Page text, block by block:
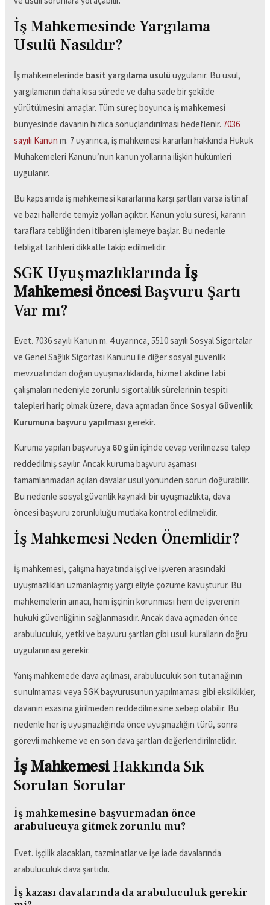
İş Mahkemesinde Yargılama
Usulü Nasıldır?
İş mahkemelerinde basit yargılama usulü uygulanır. Bu usul,
yargılamanın daha kısa sürede ve daha sade bir şekilde
yürütülmesini amaçlar. Tüm süreç boyunca iş mahkemesi
bünyesinde davanın hızlıca sonuçlandırılması hedeflenir. 7036
sayılı Kanun m. 7 uyarınca, iş mahkemesi kararları hakkında Hukuk
Muhakemeleri Kanunu’nun kanun yollarına ilişkin hükümleri
uygulanır.
Bu kapsamda iş mahkemesi kararlarına karşı şartları varsa istinaf
ve bazı hallerde temyiz yolları açıktır. Kanun yolu süresi, kararın
taraflara tebliğinden itibaren işlemeye başlar. Bu nedenle
tebligat tarihleri dikkatle takip edilmelidir.
SGK Uyuşmazlıklarında İş
Mahkemesi öncesiBaşvuru Şartı
Var mı?
Evet. 7036 sayılı Kanun m. 4 uyarınca, 5510 sayılı Sosyal Sigortalar
ve Genel Sağlık Sigortası Kanunu ile diğer sosyal güvenlik
mevzuatından doğan uyuşmazlıklarda, hizmet akdine tabi
çalışmaları nedeniyle zorunlu sigortalılık sürelerinin tespiti
talepleri hariç olmak üzere, dava açmadan önceSosyal Güvenlik
Kurumuna başvuru yapılması gerekir.
Kuruma yapılan başvuruya 60 gün içinde cevap verilmezse talep
reddedilmiş sayılır. Ancak kuruma başvuru aşaması
tamamlanmadan açılan davalar usul yönünden sorun doğurabilir.
Bu nedenle sosyal güvenlik kaynaklı bir uyuşmazlıkta, dava
öncesi başvuru zorunluluğu mutlaka kontrol edilmelidir.
İş Mahkemesi Neden Önemlidir?
İş mahkemesi, çalışma hayatında işçi ve işveren arasındaki
uyuşmazlıkları uzmanlaşmış yargı eliyle çözüme kavuşturur. Bu
mahkemelerin amacı, hem işçinin korunması hem de işverenin
hukuki güvenliğinin sağlanmasıdır. Ancak dava açmadan önce
arabuluculuk, yetki ve başvuru şartları gibi usuli kuralların doğru
uygulanması gerekir.
Yanış mahkemede dava açılması, arabuluculuk son tutanağının
sunulmaması veya SGK başvurusunun yapılmaması gibi eksiklikler,
davanın esasına girilmeden reddedilmesine sebep olabilir. Bu
nedenle her iş uyuşmazlığında önce uyuşmazlığın türü, sonra
görevli mahkeme ve en son dava şartları değerlendirilmelidir.
İş MahkemesiHakkında Sık
Sorulan Sorular
İş mahkemesine başvurmadan önce
arabulucuya gitmek zorunlu mu?
Evet. İşçilik alacakları, tazminatlar ve işe iade davalarında
arabuluculuk dava şartıdır.
İş kazası davalarında da arabuluculuk gerekir